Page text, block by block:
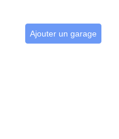
Ajouter un garage